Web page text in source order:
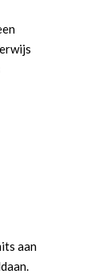
aan